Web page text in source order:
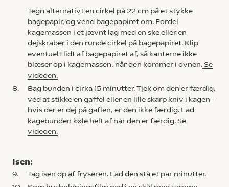
Tegn alternativt en cirkel på 22 cm på et stykke
bagepapir, og vend bagepapiret om. Fordel
kagemassen i et jævnt lag med en ske eller en
dejskraber i den runde cirkel på bagepapiret. Klip
eventuelt lidt af bagepapiret af, så kanterne ikke
blæser op i kagemassen, når den kommer i ovnen. Se
videoen.
8.
Bag bunden i cirka 15 minutter. Tjek om den er færdig,
ved at stikke en gaffel eller en lille skarp kniv i kagen -
hvis der er dej på gaflen, er den ikke færdig. Lad
kagebunden køle helt af når den er færdig. Se
videoen.
Isen:
9.
Tag isen op af fryseren. Lad den stå et par minutter.